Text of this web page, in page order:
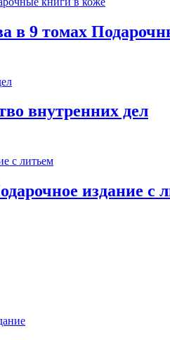
в 9 томах
внутренних дел
издание с